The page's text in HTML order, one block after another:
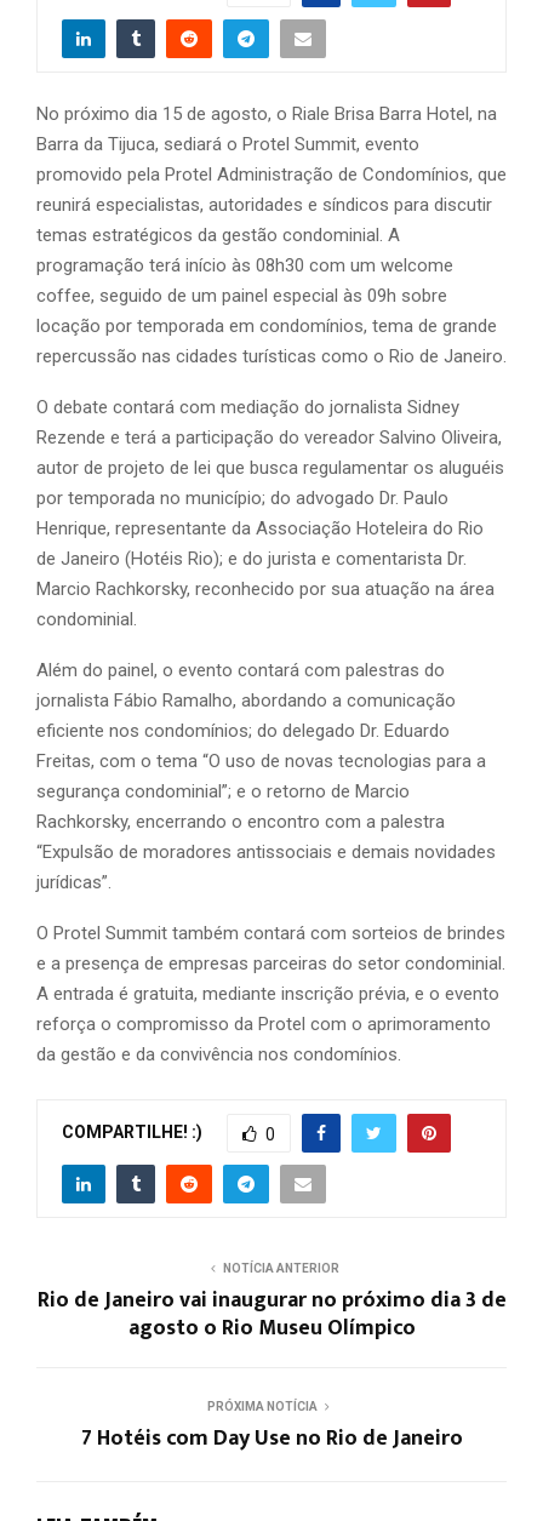
No próximo dia 15 de agosto, o Riale Brisa Barra Hotel, na
Barra da Tijuca, sediará o Protel Summit, evento
promovido pela Protel Administração de Condomínios, que
reunirá especialistas, autoridades e síndicos para discutir
temas estratégicos da gestão condominial. A
programação terá início às 08h30 com um welcome
coffee, seguido de um painel especial às 09h sobre
locação por temporada em condomínios, tema de grande
repercussão nas cidades turísticas como o Rio de Janeiro.
O debate contará com mediação do jornalista Sidney
Rezende e terá a participação do vereador Salvino Oliveira,
autor de projeto de lei que busca regulamentar os aluguéis
por temporada no município; do advogado Dr. Paulo
Henrique, representante da Associação Hoteleira do Rio
de Janeiro (Hotéis Rio); e do jurista e comentarista Dr.
Marcio Rachkorsky, reconhecido por sua atuação na área
condominial.
Além do painel, o evento contará com palestras do
jornalista Fábio Ramalho, abordando a comunicação
eficiente nos condomínios; do delegado Dr. Eduardo
Freitas, com o tema “O uso de novas tecnologias para a
segurança condominial”; e o retorno de Marcio
Rachkorsky, encerrando o encontro com a palestra
“Expulsão de moradores antissociais e demais novidades
jurídicas”.
O Protel Summit também contará com sorteios de brindes
e a presença de empresas parceiras do setor condominial.
A entrada é gratuita, mediante inscrição prévia, e o evento
reforça o compromisso da Protel com o aprimoramento
da gestão e da convivência nos condomínios.
COMPARTILHE! :) 0
NOTÍCIA ANTERIOR
Rio de Janeiro vai inaugurar no próximo dia 3 de
agosto o Rio Museu Olímpico
PRÓXIMA NOTÍCIA
7 Hotéis com Day Use no Rio de Janeiro